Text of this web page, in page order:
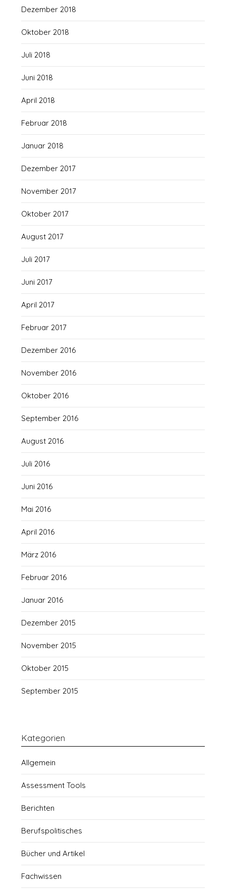
Dezember 2018
Oktober 2018
Juli 2018
Juni 2018
April 2018
Februar 2018
Januar 2018
Dezember 2017
November 2017
Oktober 2017
August 2017
Juli 2017
Juni 2017
April 2017
Februar 2017
Dezember 2016
November 2016
Oktober 2016
September 2016
August 2016
Juli 2016
Juni 2016
Mai 2016
April 2016
März 2016
Februar 2016
Januar 2016
Dezember 2015
November 2015
Oktober 2015
September 2015
Kategorien
Allgemein
Assessment Tools
Berichten
Berufspolitisches
Bücher und Artikel
Fachwissen